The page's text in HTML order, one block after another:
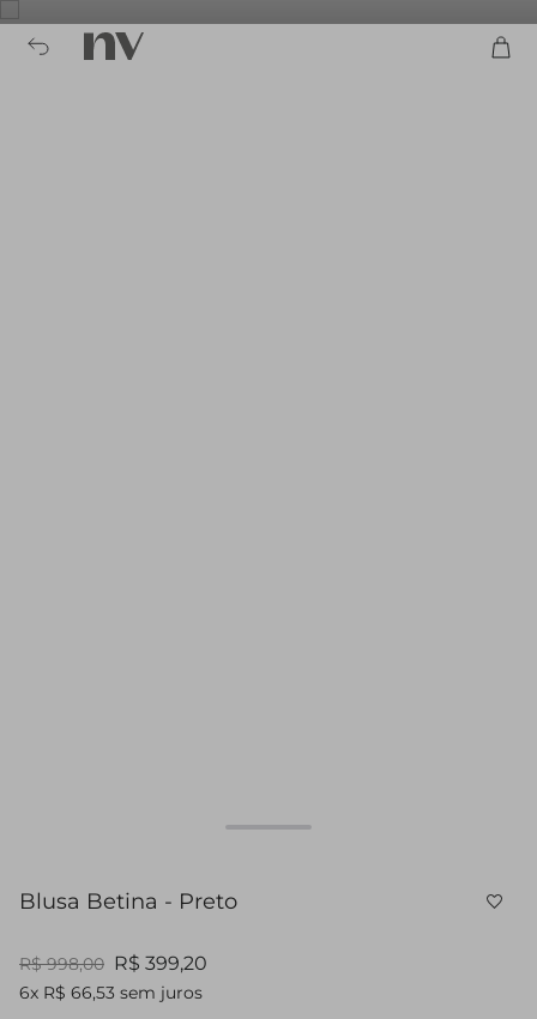
Blusa Betina - Preto
R$ 998,00 R$ 399,20
6x R$ 66,53 sem juros